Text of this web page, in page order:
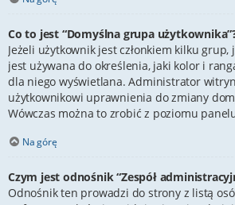
Co to jest “Domyślna grupa
Jeżeli użytkownik jest członkiem kilku
jest używana do określenia, jaki kolor i
dla niego wyświetlana. Administrator
użytkownikowi uprawnienia do zmiany
Wówczas można to zrobić z poziomu
Na górę
Czym jest odnośnik “Zespół
Odnośnik ten prowadzi do strony z listą